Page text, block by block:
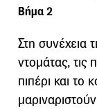
Βήμα 2
Στη συνέχεια
ντομάτας, τις
πιπέρι και το